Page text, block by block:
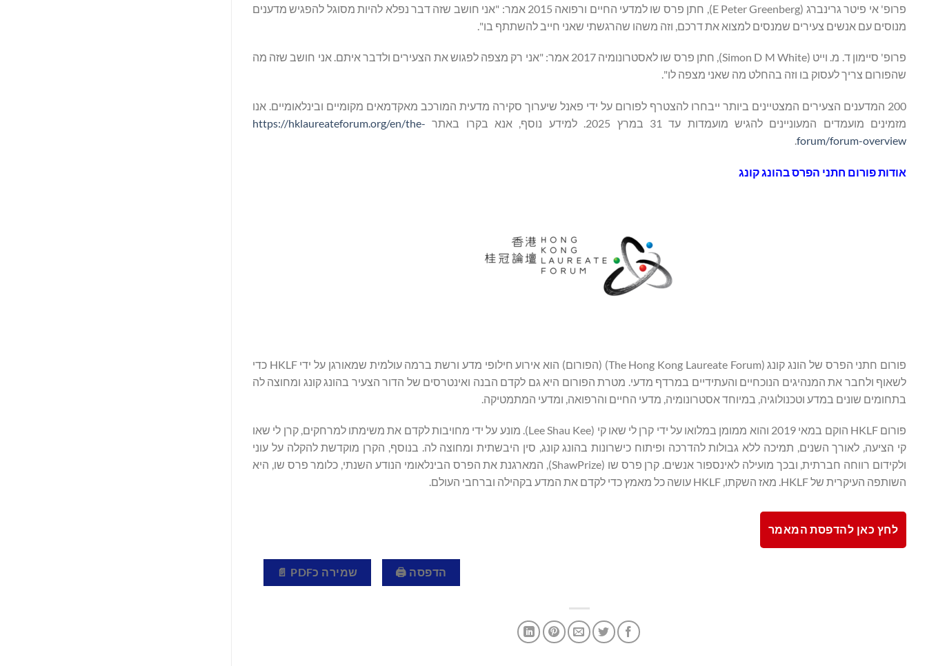
פרופ' אי פיטר גרינברג (E Peter Greenberg), חתן פרס שו למדעי החיים ורפואה 2015 אמר: "אני חושב שזה דבר נפלא להיות מסוגל להפגיש מדענים
מנוסים עם אנשים צעירים שמנסים למצוא את דרכם, וזה משהו שהרגשתי שאני חייב להשתתף בו".
פרופ' סיימון ד. מ. וייט (Simon D M White), חתן פרס שו לאסטרונומיה 2017 אמר: "אני רק מצפה לפגוש את הצעירים ולדבר איתם. אני חושב שזה מה
שהפורום צריך לעסוק בו וזה בהחלט מה שאני מצפה לו".
200 המדענים הצעירים המצטיינים ביותר ייבחרו להצטרף לפורום על ידי פאנל שיערוך סקירה מדעית המורכב מאקדמאים מקומיים ובינלאומיים. אנו
מזמינים מועמדים המעוניינים להגיש מועמדות עד 31 במרץ 2025. למידע נוסף, אנא בקרו באתר
https://hklaureateforum.org/en/the-
forum/forum-overview
.
אודות פורום חתני הפרס בהונג קונג
פורום חתני הפרס של הונג קונג (The Hong Kong Laureate Forum) (הפורום) הוא אירוע חילופי מדע ורשת ברמה עולמית שמאורגן על ידי HKLF כדי
לשאוף ולחבר את המנהיגים הנוכחיים והעתידיים במרדף מדעי. מטרת הפורום היא גם לקדם הבנה ואינטרסים של הדור הצעיר בהונג קונג ומחוצה לה
בתחומים שונים במדע וטכנולוגיה, במיוחד אסטרונומיה, מדעי החיים והרפואה, ומדעי המתמטיקה.
פורום HKLF הוקם במאי 2019 והוא ממומן במלואו על ידי קרן לי שאו קי (Lee Shau Kee). מונע על ידי מחויבות לקדם את משימתו למרחקים, קרן לי שאו
קי הציעה, לאורך השנים, תמיכה ללא גבולות להדרכה ופיתוח כישרונות בהונג קונג, סין היבשתית ומחוצה לה. בנוסף, הקרן מוקדשת להקלה על עוני
ולקידום רווחה חברתית, ובכך מועילה לאינספור אנשים. קרן פרס שו (ShawPrize), המארגנת את הפרס הבינלאומי הנודע השנתי, כלומר פרס שו, היא
השותפה העיקרית של HKLF. מאז השקתו, HKLF עושה כל מאמץ כדי לקדם את המדע בקהילה וברחבי העולם.
לחץ כאן להדפסת המאמר
הדפסה 🖨 שמירה כPDF 📄